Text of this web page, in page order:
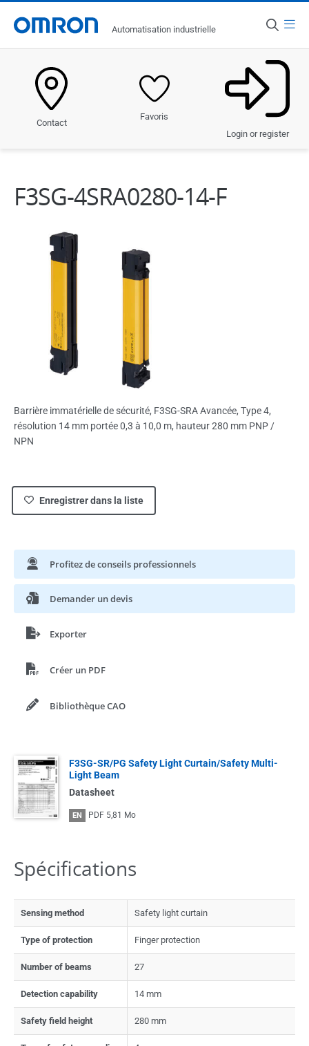
Automatisation industrielle
Contact
Favoris
Login or register
France
Produits
Services et assistance
Actualités
F3SG-4SRA0280-14-F
Barrière immatérielle de sécurité, F3SG-SRA Avancée, Type 4,
résolution 14 mm portée 0,3 à 10,0 m, hauteur 280 mm PNP /
NPN
Enregistrer dans la liste
Profitez de conseils professionnels
Demander un devis
Exporter
Créer un PDF
Bibliothèque CAO
F3SG-SR/PG Safety Light Curtain/Safety Multi-
Light Beam
Datasheet
EN PDF 5,81 Mo
Spécifications
Sensing method Safety light curtain
Type of protection Finger protection
Number of beams 27
Detection capability 14 mm
Safety field height 280 mm